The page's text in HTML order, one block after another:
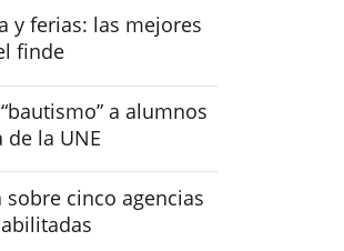
y ferias: las mejores
finde
a alumnos
la UNE
sobre cinco agencias